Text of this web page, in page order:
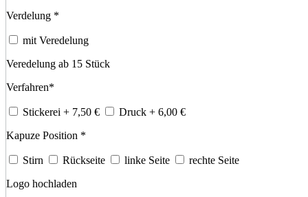
Verdelung *
mit Veredelung
Veredelung ab 15 Stück
Verfahren*
Stickerei + 7,50 € Druck + 6,00 €
Kapuze Position *
Stirn Rückseite linke Seite
rechte Seite
Logo hochladen